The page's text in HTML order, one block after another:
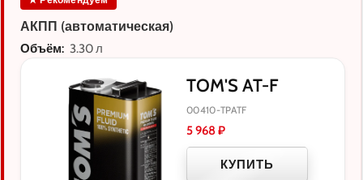
АКПП (автоматическая)
Объём: 3.30 л
TOM'S AT-F
00410-TPATF
5 968₽
КУПИТЬ